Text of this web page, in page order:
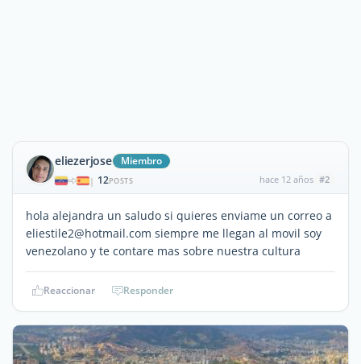
eliezerjose Miembro
| 12POSTS hace 12 años #2
hola alejandra un saludo si quieres enviame un correo a
eliestile2@hotmail.com siempre me llegan al movil soy
venezolano y te contare mas sobre nuestra cultura
Reaccionar Responder